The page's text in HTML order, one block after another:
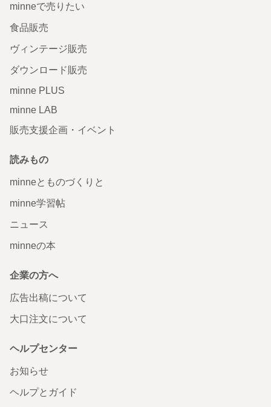
minneで売りたい
食品販売
ヴィンテージ販売
ダウンロード販売
minne PLUS
minne LAB
販売支援企画・イベント
読みもの
minneとものづくりと
minne学習帖
ニュース
minneの本
企業の方へ
広告出稿について
大口注文について
ヘルプセンター
お知らせ
ヘルプとガイド